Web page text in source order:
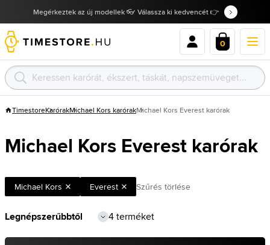
Megérkeztek az új modellek 👓 Válassza ki kedvencét 👉
0
TimestoreKarórakMichael Kors karórakMichael Kors Everest karórak
Michael Kors Everest karórak
Michael Kors Everest Szűrés törlése
4 terméket